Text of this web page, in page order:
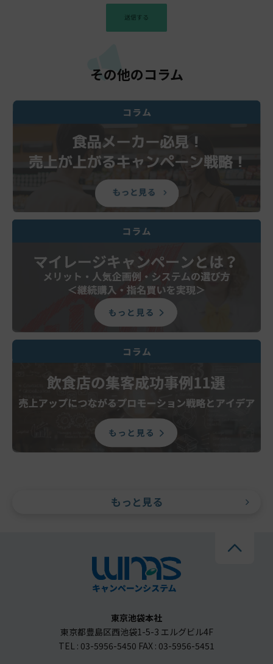
その他のコラム
もっと見る
東京池袋本社
東京都豊島区西池袋1-5-3 エルグビル4F
TEL : 03-5956-5450 FAX : 03-5956-5451